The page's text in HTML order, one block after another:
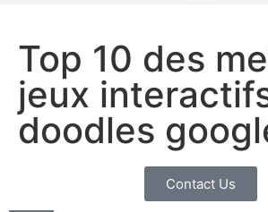
Top 10 des
jeux
doodles
Contact Us